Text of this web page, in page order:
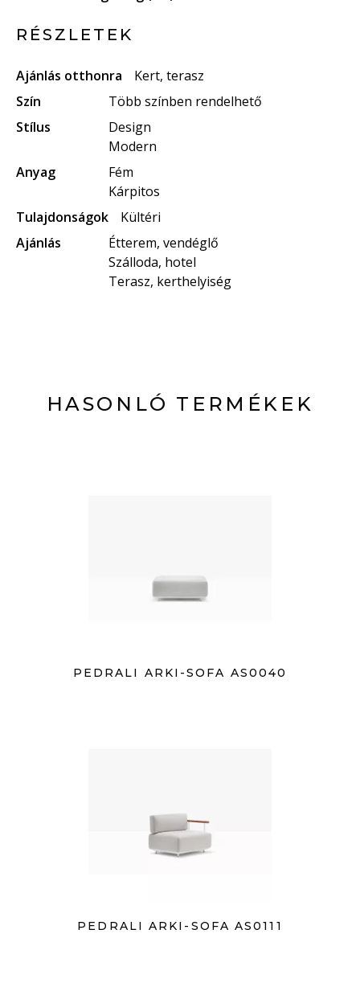
RÉSZLETEK
Ajánlás otthonra
Kert, terasz
Szín
Több színben rendelhető
Stílus
Design
Modern
Anyag
Fém
Kárpitos
Tulajdonságok
Kültéri
Ajánlás
Étterem, vendéglő
Szálloda, hotel
Terasz, kerthelyiség
HASONLÓ TERMÉKEK
PEDRALI ARKI-SOFA AS0040
PEDRALI ARKI-SOFA AS0111